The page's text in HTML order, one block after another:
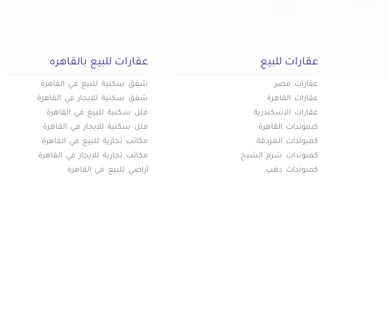
عقارات للبيع
عقارات مصر
عقارات القاهرة
عقارات الاسكندرية
كبموندات القاهرة
كمبوندات الغردقة
كمبوندات شرم الشيخ
كمبوندات دهب
عقارات للبيع بالقاهره
شقق سكنية للبيع في القاهرة
شقق سكنية للايجار في القاهرة
فلل سكنية للبيع في القاهرة
فلل سكنية للايجار في القاهرة
مكاتب تجارية للبيع في القاهرة
مكاتب تجارية للايجار في القاهرة
أراضي للبيع في القاهرة